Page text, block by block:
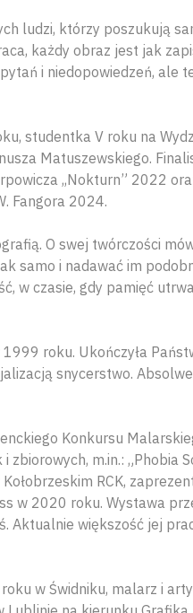
ludzi, którzy poszukują
każdy obraz jest jak
i niedopowiedzeń, ale
studentka V roku na
Matuszewskiego.
,,Nokturn” 2022
Fangora 2024.
O swej twórczości
samo i nadawać im
w czasie, gdy pamięć
roku. Ukończyła
snycerstwo.
Konkursu
m.in.: „Phobia
Kołobrzeskim RCK,
w 2020 roku. Wystawa
Aktualnie większość jej
w Świdniku, malarz i